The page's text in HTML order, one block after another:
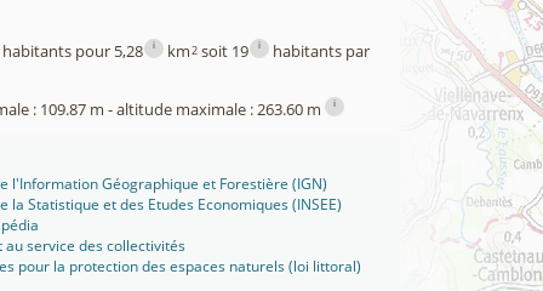
habitants pour 5,28 i km2soit 19 i habitants par
: 109.87 m - altitude maximale : 263.60 m i
l'Information Géographique et Forestière (IGN)
la Statistique et des Etudes Economiques (INSEE)
au service des collectivités
pour la protection des espaces naturels (loi littoral)